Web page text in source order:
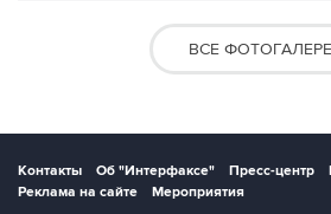
ВСЕ
Контакты Об "Интерфаксе" Пресс-центр
Реклама на сайте
Мероприятия